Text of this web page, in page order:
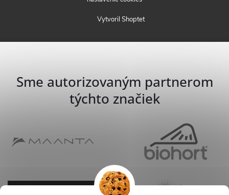
Vytvoril Shoptet
Sme autorizovaným partnerom
týchto značiek